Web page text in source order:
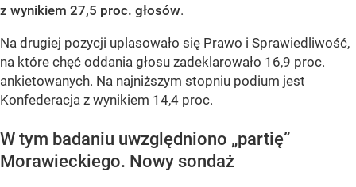
z wynikiem 27,5 proc. głosów.
Na drugiej pozycji uplasowało się Prawo i Sprawiedliwość,
na które chęć oddania głosu zadeklarowało 16,9 proc.
ankietowanych. Na najniższym stopniu podium jest
Konfederacja z wynikiem 14,4 proc.
W tym badaniu uwzględniono „partię”
Morawieckiego. Nowy sondaż